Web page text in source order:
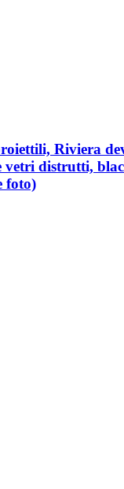
Riviera
vetri distrutti,
foto)